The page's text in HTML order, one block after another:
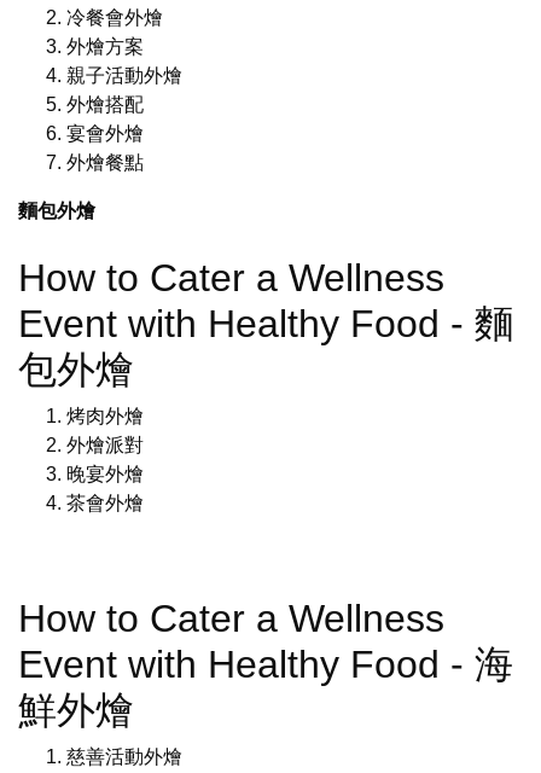
冷餐會外燴
外燴方案
親子活動外燴
外燴搭配
宴會外燴
外燴餐點
麵包外燴
How to Cater a Wellness
Event with Healthy Food - 麵
包外燴
烤肉外燴
外燴派對
晚宴外燴
茶會外燴
How to Cater a Wellness
Event with Healthy Food - 海
鮮外燴
慈善活動外燴